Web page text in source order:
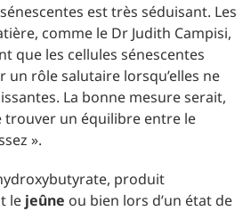
est très séduisant. Les
comme le Dr Judith Campisi,
que les cellules sénescentes
un rôle salutaire lorsqu’elles ne
La bonne mesure serait,
trouver un équilibre entre le
».
produit
le jeûne ou bien lors d’un état de